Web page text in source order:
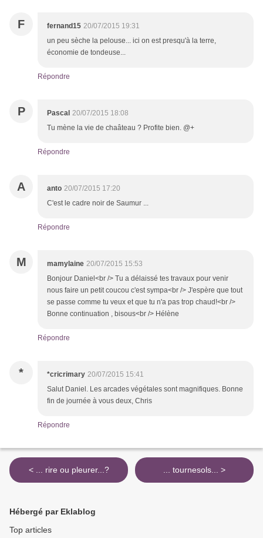
F fernand15 20/07/2015 19:31
un peu sèche la pelouse... ici on est presqu'à la terre,
économie de tondeuse...
Répondre
P Pascal 20/07/2015 18:08
Tu mène la vie de chaâteau ? Profite bien. @+
Répondre
A anto 20/07/2015 17:20
C'est le cadre noir de Saumur ...
Répondre
M mamylaine 20/07/2015 15:53
Bonjour Daniel<br /> Tu a délaissé tes travaux pour venir
nous faire un petit coucou c'est sympa<br /> J'espère que tout
se passe comme tu veux et que tu n'a pas trop chaud!<br />
Bonne continuation , bisous<br /> Hélène
Répondre
* *cricrimary 20/07/2015 15:41
Salut Daniel. Les arcades végétales sont magnifiques. Bonne
fin de journée à vous deux, Chris
Répondre
< ... rire ou pleurer...? ... tournesols... >
Hébergé par Eklablog
Top articles